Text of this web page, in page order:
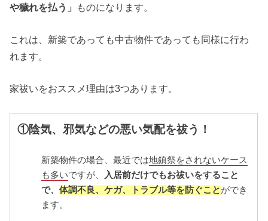
や穢れを払う」
ものになります。
これは、新築であっても中古物件であっても同様に行わ
れます。
家祓いをおススメ理由は3つあります。
①陰気、邪気などの悪い気配を祓う！
新築物件の場合、最近では地鎮祭をされないケース
も多いですが、 入居前だけでもお祓いをすること
で、体調不良、ケガ、トラブル等を防ぐことができ
ます。